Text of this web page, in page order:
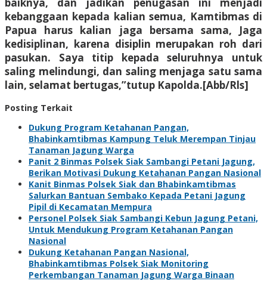
kebanggaan kepada kalian semua, Kamtibmas di
Papua harus kalian jaga bersama sama, Jaga
kedisiplinan, karena disiplin merupakan roh dari
pasukan. Saya titip kepada seluruhnya untuk
saling melindungi, dan saling menjaga satu sama
lain, selamat bertugas,”tutup Kapolda.[Abb/Rls]
Posting Terkait
Dukung Program Ketahanan Pangan,
Bhabinkamtibmas Kampung Teluk Merempan Tinjau
Tanaman Jagung Warga
Panit 2 Binmas Polsek Siak Sambangi Petani Jagung,
Berikan Motivasi Dukung Ketahanan Pangan Nasional
Kanit Binmas Polsek Siak dan Bhabinkamtibmas
Salurkan Bantuan Sembako Kepada Petani Jagung
Pipil di Kecamatan Mempura
Personel Polsek Siak Sambangi Kebun Jagung Petani,
Untuk Mendukung Program Ketahanan Pangan
Nasional
Dukung Ketahanan Pangan Nasional,
Bhabinkamtibmas Polsek Siak Monitoring
Perkembangan Tanaman Jagung Warga Binaan